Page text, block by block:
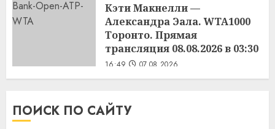
Кэти Макнелли —
Александра Эала. WTA1000
Торонто. Прямая
трансляция 08.08.2026 в 03:30
16:49 07.08.2026
ПОИСК ПО САЙТУ